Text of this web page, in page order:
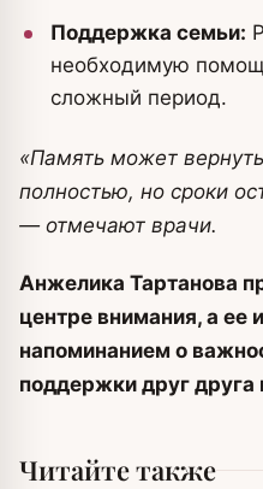
Поддержка семьи:
необходимую
сложный период.
«Память может
полностью, но сроки
— отмечают врачи.
Анжелика Тартанова
центре внимания, а ее
напоминанием о
поддержки друг
Читайте также